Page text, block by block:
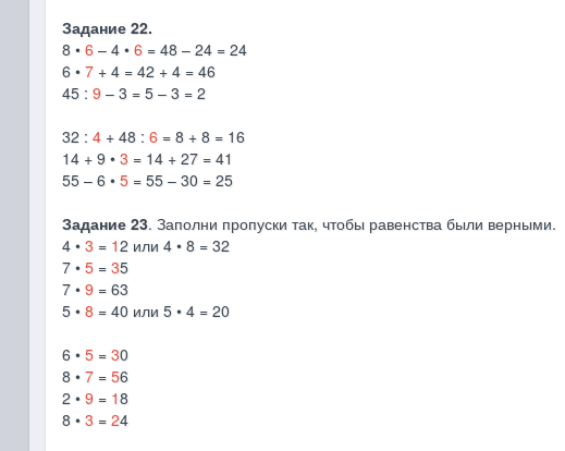
Задание 22.
8 • 6– 4 • 6 = 48 – 24 = 24
6 •7+ 4 = 42 + 4 = 46
45 : 9– 3 = 5 – 3 = 2
32 : 4+ 48 : 6= 8 + 8 = 16
14 + 9 • 3 = 14 + 27 = 41
55 – 6 • 5= 55 – 30 = 25
Задание 23. Заполни пропуски так, чтобы равенства были верными.
4 • 3 = 12 или 4 • 8 = 32
7 • 5= 35
7 • 9= 63
5 • 8= 40 или 5 • 4 = 20
6 • 5= 30
8 • 7= 56
2 • 9= 18
8 • 3 = 24